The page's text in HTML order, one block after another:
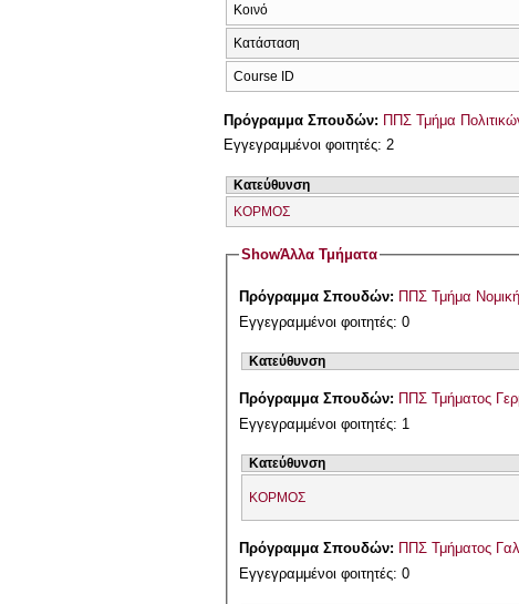
Κοινό
Κατάσταση
Course ID
Πρόγραμμα Σπουδών: ΠΠΣ Τμήμα
Εγγεγραμμένοι φοιτητές: 2
Κατεύθυνση
ΚΟΡΜΟΣ
ShowΆλλα Τμήματα
Πρόγραμμα Σπουδών: ΠΠΣ Τμήμα
Εγγεγραμμένοι φοιτητές: 0
Κατεύθυνση
Πρόγραμμα Σπουδών: ΠΠΣ Τμήματος
Εγγεγραμμένοι φοιτητές: 1
Κατεύθυνση
ΚΟΡΜΟΣ
Πρόγραμμα Σπουδών: ΠΠΣ Τμήματος
Εγγεγραμμένοι φοιτητές: 0